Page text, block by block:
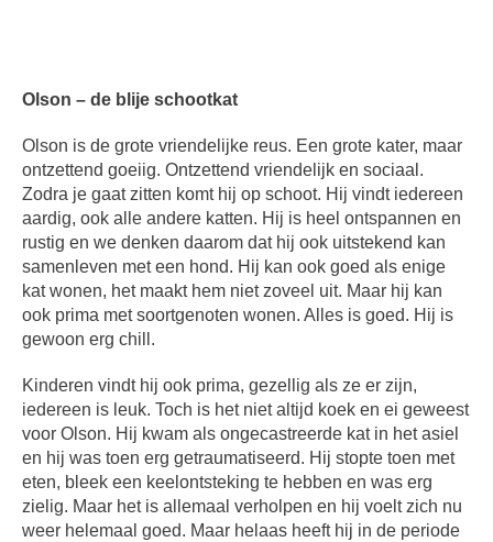
Olson – de blije schootkat
Olson is de grote vriendelijke reus. Een grote kater, maar
ontzettend goeiig. Ontzettend vriendelijk en sociaal.
Zodra je gaat zitten komt hij op schoot. Hij vindt iedereen
aardig, ook alle andere katten. Hij is heel ontspannen en
rustig en we denken daarom dat hij ook uitstekend kan
samenleven met een hond. Hij kan ook goed als enige
kat wonen, het maakt hem niet zoveel uit. Maar hij kan
ook prima met soortgenoten wonen. Alles is goed. Hij is
gewoon erg chill.
Kinderen vindt hij ook prima, gezellig als ze er zijn,
iedereen is leuk. Toch is het niet altijd koek en ei geweest
voor Olson. Hij kwam als ongecastreerde kat in het asiel
en hij was toen erg getraumatiseerd. Hij stopte toen met
eten, bleek een keelontsteking te hebben en was erg
zielig. Maar het is allemaal verholpen en hij voelt zich nu
weer helemaal goed. Maar helaas heeft hij in de periode